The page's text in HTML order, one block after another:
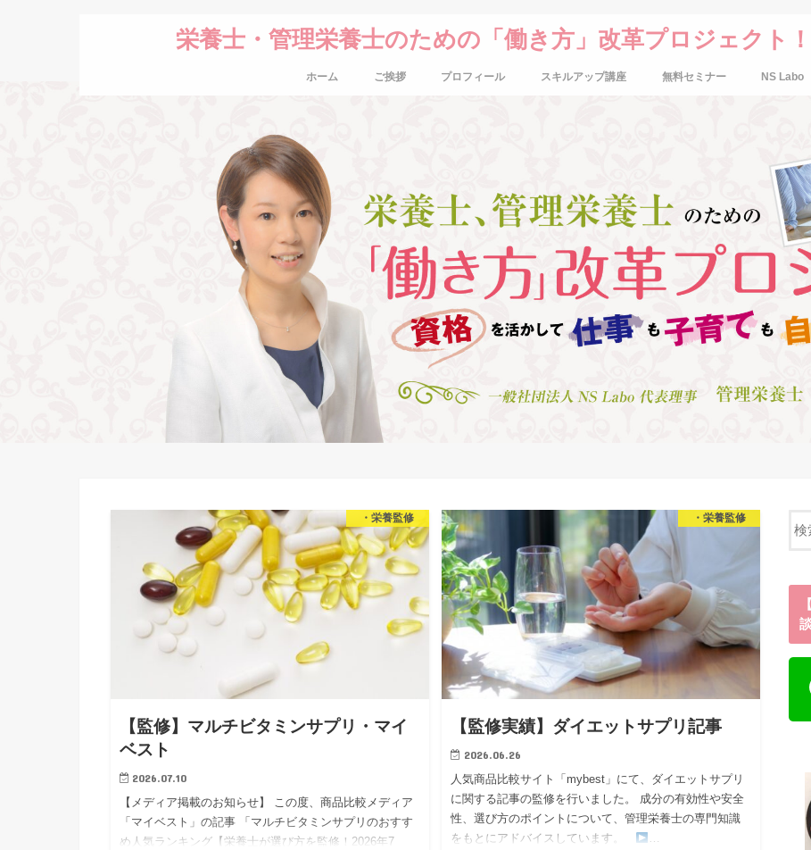
栄養士・管理栄養士のための「働き方」改革プロジェクト
ホーム ご挨拶 プロフィール スキルアップ講座 無料セミナー NS Labo
・栄養監修
【監修】マルチビタミンサプリ・マイ
ベスト
2026.07.10
【メディア掲載のお知らせ】 この度、商品比較メディア
「マイベスト」の記事 「マルチビタミンサプリのおすす
め人気ランキング【栄養士が選び方を監修！2026年7
・栄養監修
【監修実績】ダイエットサプリ記事
2026.06.26
人気商品比較サイト「mybest」にて、ダイエットサプリ
に関する記事の監修を行いました。 成分の有効性や安全
性、選び方のポイントについて、管理栄養士の専門知識
をもとにアドバイスしています。
…